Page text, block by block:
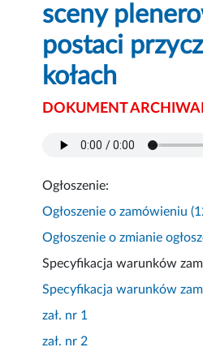
sceny
postaci
kołach
DOKUMENT
Ogłoszenie:
Ogłoszenie o zamówieniu
Ogłoszenie o zmianie
Specyfikacja warunków
Specyfikacja warunków
zał. nr 1
zał. nr 2